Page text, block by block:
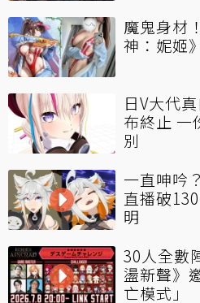
魔鬼身材
神：妮姬
日V大代
布終止 一
別
一直呻吟
直播破
明
30人全數
盪新聲》
亡模式」